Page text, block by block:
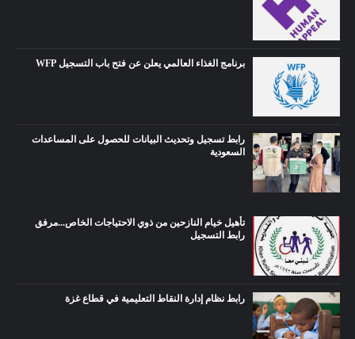
برنامج الغذاء العالمي يعلن عن فتح باب التسجيل WFP
رابط تسجيل وتحديث البيانات للحصول على المساعدات
السعودية
تأهيل خيام النازحين من ذوي الاحتياجات الخاص...مرفق
رابط التسجيل
رابط نظام إدارة النقاط التعليمية في قطاع غزة